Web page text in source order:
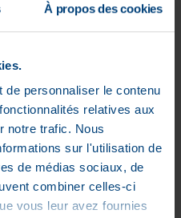
À propos des cookies
personnaliser le contenu
relatives aux
notre trafic. Nous
sur l'utilisation de
de médias sociaux, de
combiner celles-ci
vous leur avez fournies